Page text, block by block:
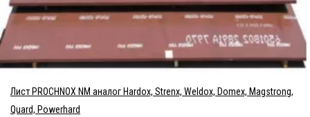
Лист PROCHNOX NM аналог Hardox, Strenx, Weldox, Domex, Magstrong,
Quard, Powerhard